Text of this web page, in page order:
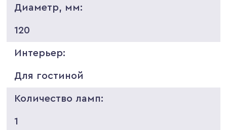
Диаметр, мм:
120
Интерьер:
Для гостиной
Количество ламп:
1